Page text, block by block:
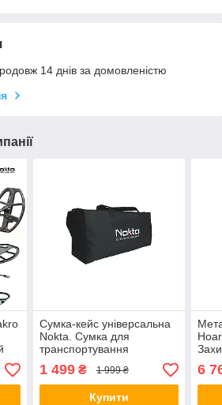
14 днів за домовленістю
Сумка-кейс універсальна
Nokta. Сумка для
транспортування
металошукачів
1 499₴ 1 999 ₴
Купити
6